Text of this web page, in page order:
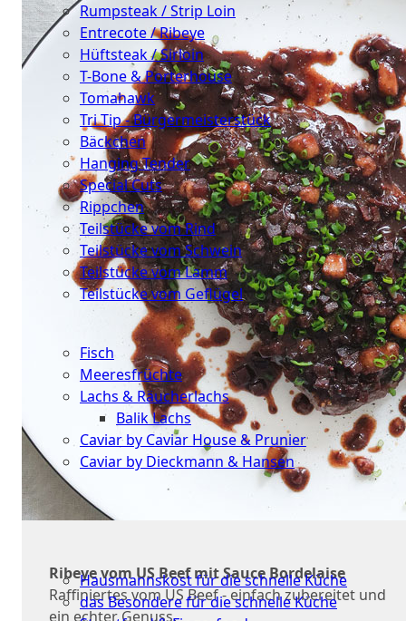
Rumpsteak / Strip Loin
Entrecote / Ribeye
Hüftsteak / Sirloin
T-Bone & Porterhouse
Tomahawk
Tri Tip - Bürgermeisterstück
Bäckchen
Hanging Tender
Special Cuts
Rippchen
Teilstücke vom Rind
Teilstücke vom Schwein
Teilstücke vom Lamm
Teilstücke vom Geflügel
Fisch
Meeresfrüchte
Lachs & Räucherlachs
Balik Lachs
Caviar by Caviar House & Prunier
Caviar by Dieckmann & Hansen
Probierpakete
Hausmannskost für die schnelle Küche
das Besondere für die schnelle Küche
Ribeye vom US Beef mit Sauce Bordelaise
Raffiniertes vom US Beef - einfach zubereitet und
ein echter Genuss.